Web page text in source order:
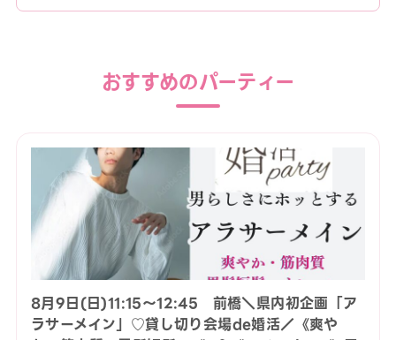
おすすめのパーティー
8月9日(日)11:15〜12:45 前橋＼県内初企画「ア
ラサーメイン」♡貸し切り会場de婚活／《爽や